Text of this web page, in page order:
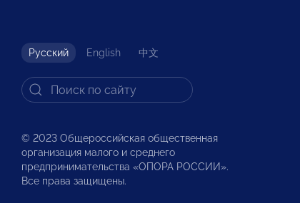
Русский English 中文
© 2023 Общероссийская общественная
организация малого и среднего
предпринимательства «ОПОРА РОССИИ».
Все права защищены.